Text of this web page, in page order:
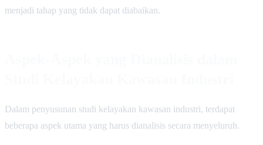
menjadi tahap yang tidak dapat diabaikan.
Dalam penyusunan studi kelayakan kawasan industri, terdapat
beberapa aspek utama yang harus dianalisis secara menyeluruh.